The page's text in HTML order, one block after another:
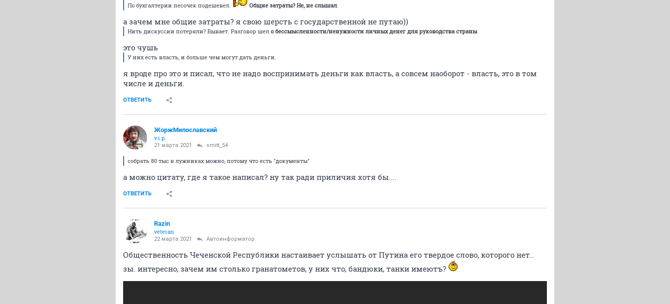
По бухгалтерии песочек подешевел. Общие затраты? Не, не слышал.
а зачем мне общие затраты? я свою шерсть с государственной не путаю))
Нить дискуссии потеряли? Бывает. Разговор шел о бессмысленности/ненужности личных денег для руководства страны
это чушь
У них есть власть, и больше чем могут дать деньги.
я вроде про это и писал, что не надо воспринимать деньги как власть, а совсем наоборот - власть, это в том
числе и деньги.
ОТВЕТИТЬ
ЖоржМилославский
v.i.p.
21 марта 2021 smitt_54
собрать 80 тыс в лужниках можно, потому что есть "документы"
а можно цитату, где я такое написал? ну так ради приличия хотя бы....
ОТВЕТИТЬ
Razin
veteran
22 марта 2021 Автоинформатор
Общественность Чеченской Республики настаивает услышать от Путина его твердое слово, которого нет..
зы. интересно, зачем им столько гранатометов, у них что, бандюки, танки имеютъ?